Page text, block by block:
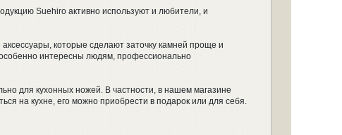
Suehiro активно используют и любители, и
которые сделают заточку камней проще и
интересны людям, профессионально
для кухонных ножей. В частности, в нашем магазине
на кухне, его можно приобрести в подарок или для себя.